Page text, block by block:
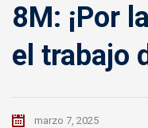
8M: ¡Por
el trabajo
marzo 7, 2025